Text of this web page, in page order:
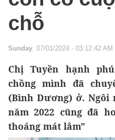
chỗ
Sunday, 07/01/2024 - 03:12:42 AM
Chị Tuyền hạnh
chồng mình đã
(Bình Dương) ở.
năm 2022 cũng đã
thoáng mát lắm"